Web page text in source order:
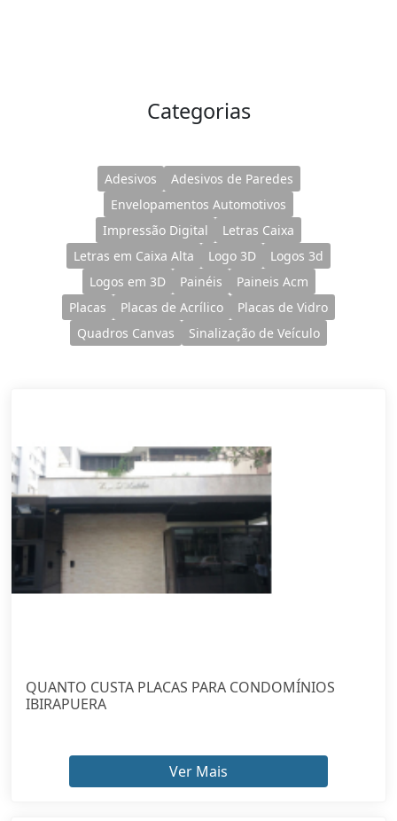
Categorias
Adesivos
Adesivos de Paredes
Envelopamentos Automotivos
Impressão Digital
Letras Caixa
Letras em Caixa Alta
Logo 3D
Logos 3d
Logos em 3D
Painéis
Paineis Acm
Placas
Placas de Acrílico
Placas de Vidro
Quadros Canvas
Sinalização de Veículo
QUANTO CUSTA PLACAS PARA CONDOMÍNIOS
IBIRAPUERA
Ver Mais